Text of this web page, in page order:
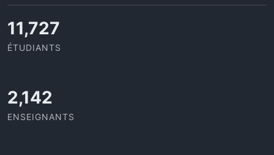
11,727
ÉTUDIANTS
2,142
ENSEIGNANTS